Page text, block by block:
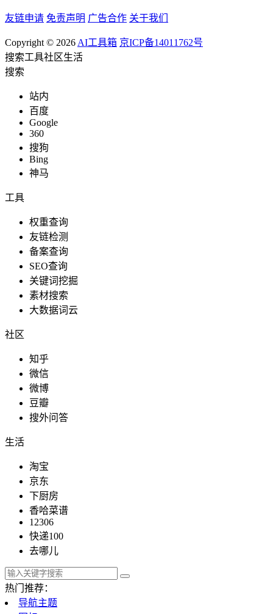
友链申请 免责声明 广告合作 关于我们
Copyright © 2026 AI工具箱 京ICP备14011762号
搜索工具社区生活
搜索
站内
百度
Google
360
搜狗
Bing
神马
工具
权重查询
友链检测
备案查询
SEO查询
关键词挖掘
素材搜索
大数据词云
社区
知乎
微信
微博
豆瓣
搜外问答
生活
淘宝
京东
下厨房
香哈菜谱
12306
快递100
去哪儿
热门推荐：
导航主题